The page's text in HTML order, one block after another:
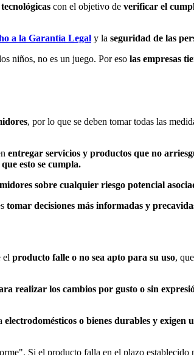
con el objetivo de verificar el
a la Garantía Legal y la seguridad de las
niños, no es un juego. Por eso las empresas
, por lo que se deben tomar todas las
entregar servicios y productos que no
esto se cumpla.
sobre cualquier riesgo potencial
tomar decisiones más informadas y
el producto falle o no sea apto para su uso,
realizar los cambios por gusto o sin
electrodomésticos o bienes durables y exigen
Si el producto falla en el plazo